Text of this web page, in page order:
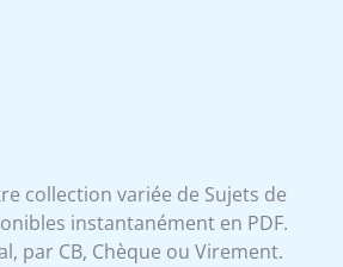
collection variée de Sujets de
instantanément en PDF.
par CB, Chèque ou Virement.